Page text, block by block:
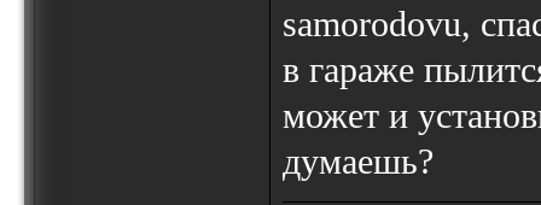
samorodovu,
в гараже
может и
думаешь?